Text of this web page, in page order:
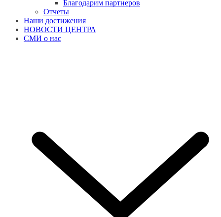
Благодарим партнеров
Отчеты
Наши достижения
НОВОСТИ ЦЕНТРА
СМИ о нас